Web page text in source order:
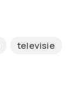
televisie